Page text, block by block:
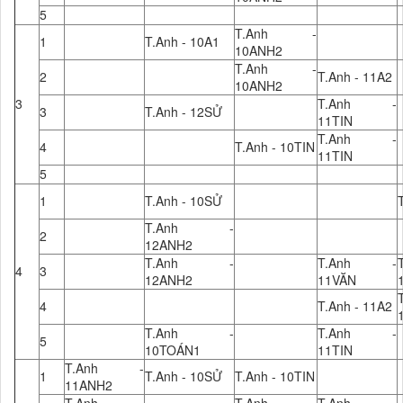
5
3
1 T.Anh - 10A1
T.Anh -
10ANH2
2
T.Anh -
10ANH2
T.Anh - 11A2
3
T.Anh - 12SỬ
T.Anh -
11TIN
4
T.Anh - 10TIN T.Anh -
11TIN
5
4
1 T.Anh - 10SỬ
2
T.Anh -
12ANH2
3
T.Anh -
12ANH2
T.Anh -
11VĂN
4
T.Anh - 11A2
5
T.Anh -
10TOÁN1
T.Anh -
11TIN
1
T.Anh -
11ANH2
T.Anh - 10SỬ
T.Anh - 10TIN